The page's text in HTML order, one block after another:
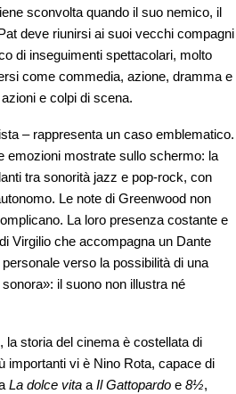
sconvolta quando il suo nemico, il
deve riunirsi ai suoi vecchi compagni
di inseguimenti spettacolari, molto
come commedia, azione, dramma e
e colpi di scena.
– rappresenta un caso emblematico.
emozioni mostrate sullo schermo: la
tra sonorità jazz e pop-rock, con
Le note di Greenwood non
La loro presenza costante e
Virgilio che accompagna un Dante
verso la possibilità di una
il suono non illustra né
la storia del cinema è costellata di
importanti vi è Nino Rota, capace di
La dolce vita a Il Gattopardo e 8½,